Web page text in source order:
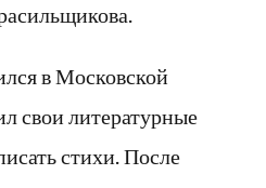
в Московской
свои литературные
стихи. После